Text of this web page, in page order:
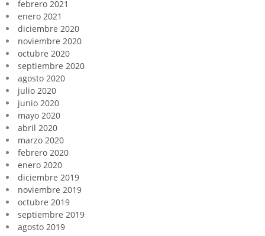
febrero 2021
enero 2021
diciembre 2020
noviembre 2020
octubre 2020
septiembre 2020
agosto 2020
julio 2020
junio 2020
mayo 2020
abril 2020
marzo 2020
febrero 2020
enero 2020
diciembre 2019
noviembre 2019
octubre 2019
septiembre 2019
agosto 2019